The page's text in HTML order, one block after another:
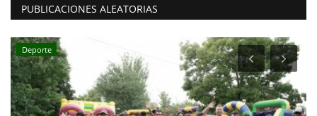
PUBLICACIONES ALEATORIAS
Deporte